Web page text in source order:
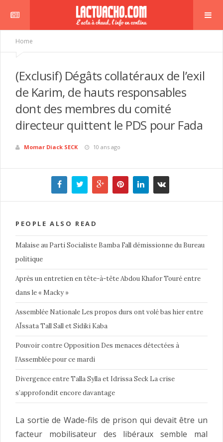
Home
(Exclusif) Dégâts collatéraux de l’exil
de Karim, de hauts responsables
dont des membres du comité
directeur quittent le PDS pour Fada
Momar Diack SECK 10 ans ago
PEOPLE ALSO READ
Malaise au Parti Socialiste Bamba Fall démissionne du Bureau
politique
Après un entretien en tête-à-tête Abdou Khafor Touré entre
dans le « Macky »
Assemblée Nationale Les propos durs ont volé bas hier entre
AÏssata Tall Sall et Sidiki Kaba
Pouvoir contre Opposition Des menaces détectées à
l’Assemblée pour ce mardi
Divergence entre Talla Sylla et Idrissa Seck La crise
s’approfondit encore davantage
La sortie de Wade-fils de prison qui devait être un
facteur mobilisateur des libéraux semble mal